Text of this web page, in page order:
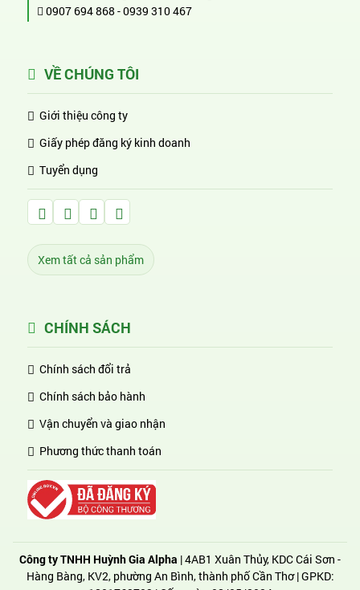
0907 694 868 -0939 310 467
VỀ CHÚNG TÔI
Giới thiệu công ty
Giấy phép đăng ký kinh doanh
Tuyển dụng
Facebook Huỳnh Gia Alpha
LinkedIn Huỳnh Gia Alpha
YouTube Huỳnh Gia Alpha
Twitter Huỳnh Gia Alpha
Xem tất cả sản phẩm
CHÍNH SÁCH
Chính sách đổi trả
Chính sách bảo hành
Vận chuyển và giao nhận
Phương thức thanh toán
Công ty TNHH Huỳnh Gia Alpha | 4AB1 Xuân Thủy, KDC Cái Sơn -
Hàng Bàng, KV2, phường An Bình, thành phố Cần Thơ | GPKD: